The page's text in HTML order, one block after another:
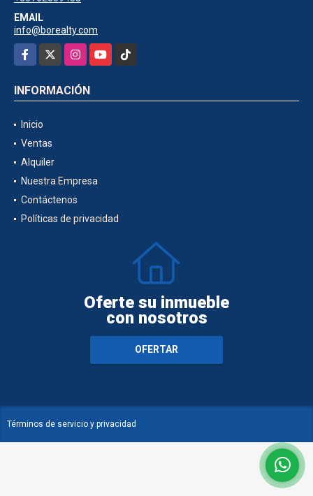
EMAIL
info@borealty.com
Facebook
InstagramYouTubeTikTok
INFORMACIÓN
Inicio
Ventas
Alquiler
Nuestra Empresa
Contáctenos
Políticas de privacidad
Oferte su inmueble
con nosotros
OFERTAR
Términos de servicio y privacidad